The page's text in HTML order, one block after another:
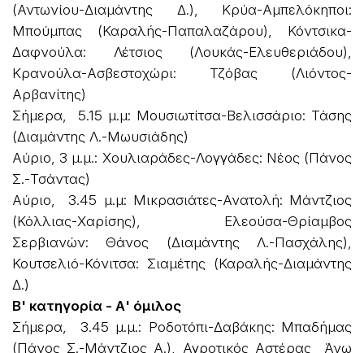
(Αντωνίου-Διαμάντης Δ.), Κρύα-Αμπελόκηποι:
Μπούμπας (Καραλής-Παπαλαζάρου), Κόντσικα-
Δαφνούλα: Λέτσιος (Λουκάς-Ελευθεριάδου),
Κρανούλα-Ασβεστοχώρι: Τζόβας (Λιόντος-
Αρβανίτης)
Σήμερα, 5.15 μ.μ: Μουσιωτίτσα-Βελισσάριο: Τάσης
(Διαμάντης Λ.-Μωυσιάδης)
Αύριο, 3 μ.μ.: Χουλιαράδες-Λογγάδες: Νέος (Πάνος
Σ.-Τσάντας)
Αύριο, 3.45 μ.μ: Μικρασιάτες-Ανατολή: Μάντζιος
(Κόλλιας-Χαρίσης), Ελεούσα-Θρίαμβος
Σερβιανών: Θάνος (Διαμάντης Λ.-Πασχάλης),
Κουτσελιό-Κόνιτσα: Σιαμέτης (Καραλής-Διαμάντης
Δ.)
Β' κατηγορία - Α' όμιλος
Σήμερα, 3.45 μ.μ.: Ροδοτόπι-Δαβάκης: Μπαδήμας
(Πάνος Σ.-Μάντζιος Α.), Αγροτικός Αστέρας Άνω